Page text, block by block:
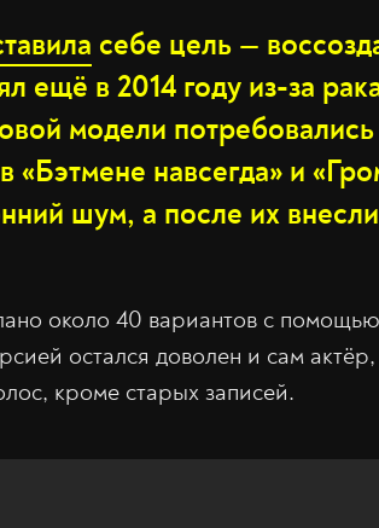
себе цель —
ещё в 2014 году из-за
модели
«Бэтмене навсегда» и
шум, а после их
около 40 вариантов с помощью
остался доволен и сам
кроме старых записей.